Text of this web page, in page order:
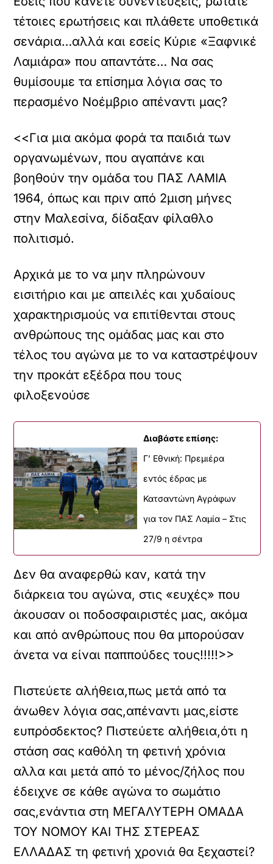
τέτοιες ερωτήσεις και πλάθετε υποθετικά
σενάρια…αλλά και εσείς Κύριε «Ξαφνικέ
Λαμιάρα» που απαντάτε… Να σας
θυμίσουμε τα επίσημα λόγια σας το
περασμένο Νοέμβριο απέναντι μας?
<<Για μια ακόμα φορά τα παιδιά των
οργανωμένων, που αγαπάνε και
βοηθούν την ομάδα του ΠΑΣ ΛΑΜΙΑ
1964, όπως και πριν από 2μιση μήνες
στην Μαλεσίνα, δίδαξαν φίλαθλο
πολιτισμό.
Αρχικά με το να μην πληρώνουν
εισιτήριο και με απειλές και χυδαίους
χαρακτηρισμούς να επιτίθενται στους
ανθρώπους της ομάδας μας και στο
τέλος του αγώνα με το να καταστρέψουν
την προκάτ εξέδρα που τους
φιλοξενούσε
Διαβάστε επίσης:
Γ’ Εθνική: Πρεμιέρα
εντός έδρας με
Κατσαντώνη Αγράφων
για τον ΠΑΣ Λαμία – Στις
27/9 η σέντρα
Δεν θα αναφερθώ καν, κατά την
διάρκεια του αγώνα, στις «ευχές» που
άκουσαν οι ποδοσφαιριστές μας, ακόμα
και από ανθρώπους που θα μπορούσαν
άνετα να είναι παππούδες τους!!!!!>>
Πιστεύετε αλήθεια,πως μετά από τα
άνωθεν λόγια σας,απέναντι μας,είστε
ευπρόσδεκτος? Πιστεύετε αλήθεια,ότι η
στάση σας καθόλη τη φετινή χρόνια
αλλα και μετά από το μένος/ζήλος που
έδειχνε σε κάθε αγώνα το σωμάτιο
σας,ενάντια στη ΜΕΓΑΛΥΤΕΡΗ ΟΜΑΔΑ
ΤΟΥ ΝΟΜΟΥ ΚΑΙ ΤΗΣ ΣΤΕΡΕΑΣ
ΕΛΛΑΔΑΣ τη φετινή χρονιά θα ξεχαστεί?